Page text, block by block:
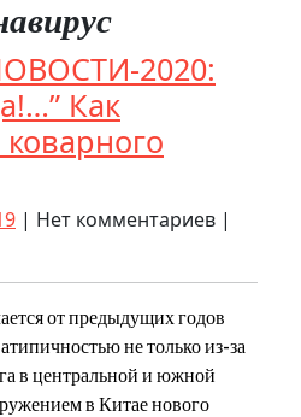
2020:
Как
2020:
tavCZ2019
| Нет комментариев |
от предыдущих годов
не только из-за
в центральной и южной
в Китае нового